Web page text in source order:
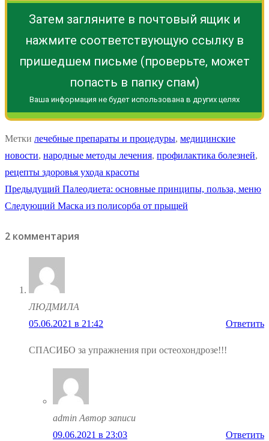
Затем загляните в почтовый ящик и
нажмите соответствующую ссылку в
пришедшем письме (проверьте, может
попасть в папку спам)
Ваша информация не будет использована в других целях
Метки лечебные препараты и процедуры, медицинские
новости, народные методы лечения, профилактика болезней,
рецепты здоровья ухода красоты
Навигация
записям
Предыдущий Предыдущая
запись:
Палеодиета: основные принципы, польза, меню
Следующий Следующая
Маска из полисорба от прыщей
2 комментария
ЛЮДМИЛА
05.06.2021 в 21:42
Ответить
СПАСИБО за упражнения при остеохондрозе!!!
admin Автор записи
09.06.2021 в 23:03
Ответить